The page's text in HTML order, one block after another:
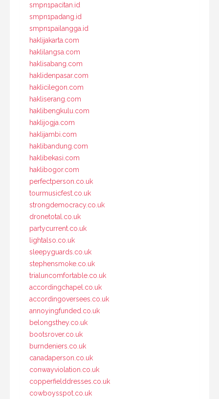
smpn1pacitan.id
smpn1padang.id
smpn1pailangga.id
haklijakarta.com
haklilangsa.com
haklisabang.com
haklidenpasar.com
haklicilegon.com
hakliserang.com
haklibengkulu.com
haklijogja.com
haklijambi.com
haklibandung.com
haklibekasi.com
haklibogor.com
perfectperson.co.uk
tourmusicfest.co.uk
strongdemocracy.co.uk
dronetotal.co.uk
partycurrent.co.uk
lightalso.co.uk
sleepyguards.co.uk
stephensmoke.co.uk
trialuncomfortable.co.uk
accordingchapel.co.uk
accordingoversees.co.uk
annoyingfunded.co.uk
belongsthey.co.uk
bootsrover.co.uk
burndeniers.co.uk
canadaperson.co.uk
conwayviolation.co.uk
copperfielddresses.co.uk
cowboysspot.co.uk